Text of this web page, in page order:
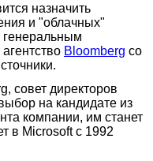
назначить
и "облачных"
Bloomberg со
совет директоров
на кандидате из
компании, им станет
в Microsoft с 1992